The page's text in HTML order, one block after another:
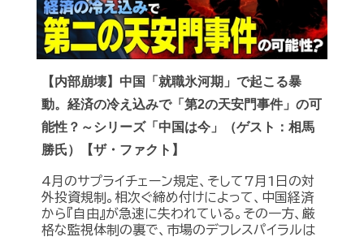
【内部崩壊】中国「就職氷河期」で起こる暴
動。経済の冷え込みで「第2の天安門事件」の可
能性？～シリーズ「中国は今」（ゲスト：相馬
勝氏）【ザ・ファクト】
4月のサプライチェーン規定、そして7月1日の対
外投資規制。相次ぐ締め付けによって、中国経済
から『自由』が急速に失われている。その一方、厳
格な監視体制の裏で、市場のデフレスパイラルは